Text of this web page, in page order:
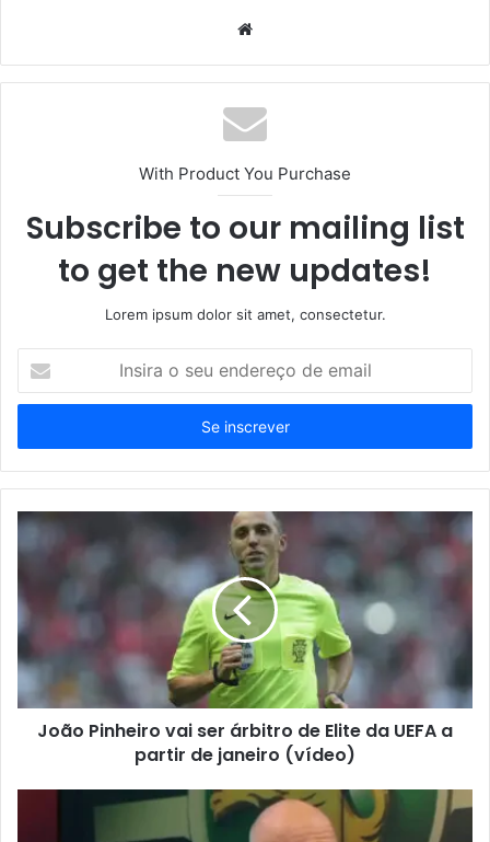
Website
With Product You Purchase
Subscribe to our mailing list
to get the new updates!
Lorem ipsum dolor sit amet, consectetur.
seu
de
email
João Pinheiro vai ser árbitro de Elite da UEFA a
partir de janeiro (vídeo)